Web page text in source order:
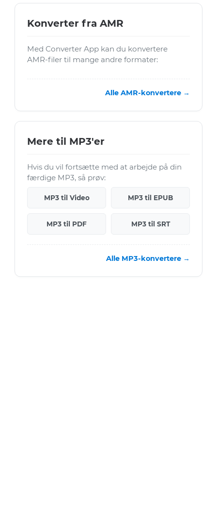
Konverter fra AMR
Med Converter App kan du konvertere
AMR-filer til mange andre formater:
Alle AMR-konvertere →
Mere til MP3'er
Hvis du vil fortsætte med at arbejde på din
færdige MP3, så prøv:
MP3 til Video MP3 til EPUB
MP3 til PDF MP3 til SRT
Alle MP3-konvertere →